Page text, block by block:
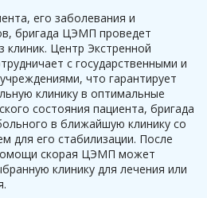
его заболевания и
бригада ЦЭМП проведет
клиник. Центр Экстренной
с государственными и
что гарантирует
клинику в оптимальные
состояния пациента, бригада
в ближайшую клинику со
для его стабилизации. После
скорая ЦЭМП может
клинику для лечения или